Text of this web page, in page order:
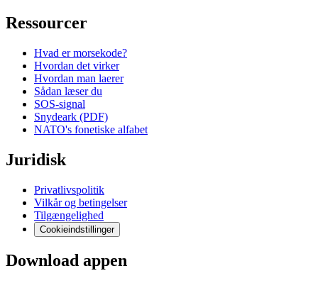
Ressourcer
Hvad er morsekode?
Hvordan det virker
Hvordan man laerer
Sådan læser du
SOS-signal
Snydeark (PDF)
NATO's fonetiske alfabet
Juridisk
Privatlivspolitik
Vilkår og betingelser
Tilgængelighed
Cookieindstillinger
Download appen